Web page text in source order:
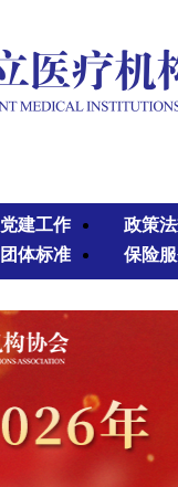
党建工作
政策
团体标准
保险